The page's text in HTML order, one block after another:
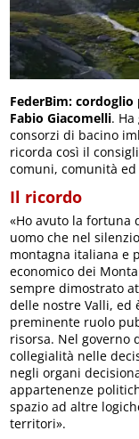
FederBim:
Fabio Giacomelli.
consorzi di bacino
ricorda così il
comuni, comunità
Il ricordo
«Ho avuto la fortuna
uomo che nel
montagna italiana e
economico dei
sempre dimostrato
delle nostre Valli, ed
preminente ruolo
risorsa. Nel governo
collegialità nelle
negli organi
appartenenze
spazio ad altre
territori».